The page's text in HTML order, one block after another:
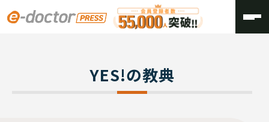
TOP
YES!の教典